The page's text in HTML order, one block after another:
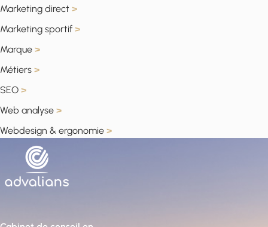
Marketing direct >
Marketing sportif >
Marque >
Métiers >
SEO >
Web analyse >
Webdesign & ergonomie >